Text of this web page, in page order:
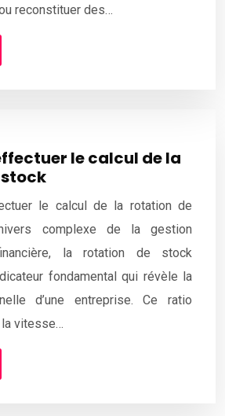
reconstituer des…
le calcul de la
le calcul de la rotation de
complexe de la gestion
la rotation de stock
fondamental qui révèle la
d’une entreprise. Ce ratio
la vitesse…